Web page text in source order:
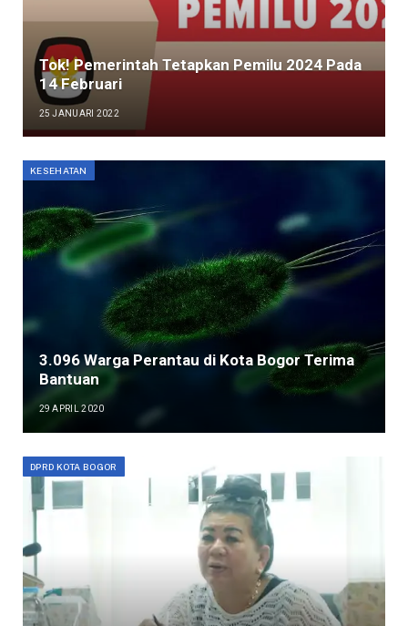
Tok! Pemerintah Tetapkan Pemilu 2024 Pada
14 Februari
25 JANUARI 2022
KESEHATAN
3.096 Warga Perantau di Kota Bogor Terima
Bantuan
29 APRIL 2020
DPRD KOTA BOGOR